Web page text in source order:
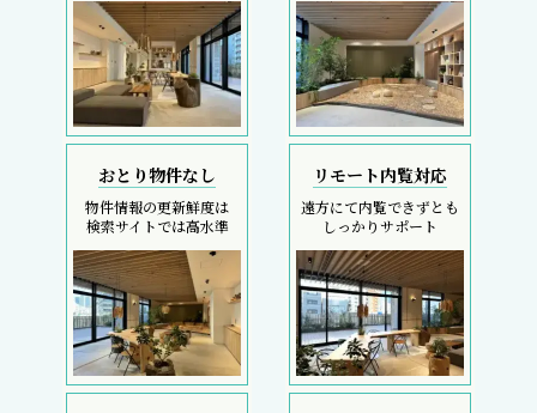
おとり物件なし
物件情報の更新鮮度は
検索サイトでは高水準
リモート内覧対応
遠方にて内覧できずとも
しっかりサポート